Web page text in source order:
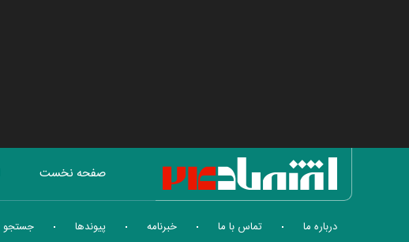
صفحه نخست
مسکن بورس درباره ما تماس با ما خبرنامه پیوندها جستجو